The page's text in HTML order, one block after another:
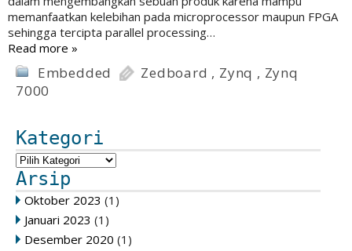
memanfaatkan kelebihan pada microprocessor maupun FPGA
sehingga tercipta parallel processing…
Read more »
Embedded Zedboard , Zynq , Zynq
7000
Kategori
Arsip
Oktober 2023 (1)
Januari 2023 (1)
Desember 2020 (1)